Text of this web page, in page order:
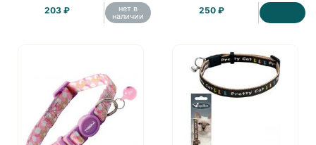
203 ₽ нет в
наличии
250 ₽